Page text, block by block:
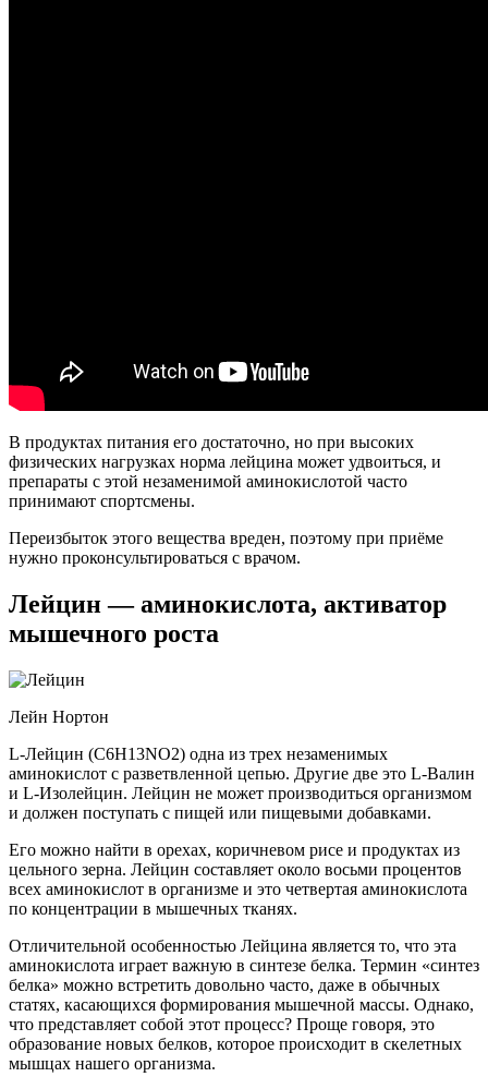
В продуктах питания его достаточно, но при высоких
физических нагрузках норма лейцина может удвоиться, и
препараты с этой незаменимой аминокислотой часто
принимают спортсмены.
Переизбыток этого вещества вреден, поэтому при приёме
нужно проконсультироваться с врачом.
Лейцин — аминокислота, активатор
мышечного роста
Лейн Нортон
L-Лейцин (C6H13NO2) одна из трех незаменимых
аминокислот с разветвленной цепью. Другие две это L-Валин
и L-Изолейцин. Лейцин не может производиться организмом
и должен поступать с пищей или пищевыми добавками.
Его можно найти в орехах, коричневом рисе и продуктах из
цельного зерна. Лейцин составляет около восьми процентов
всех аминокислот в организме и это четвертая аминокислота
по концентрации в мышечных тканях.
Отличительной особенностью Лейцина является то, что эта
аминокислота играет важную в синтезе белка. Термин «синтез
белка» можно встретить довольно часто, даже в обычных
статях, касающихся формирования мышечной массы. Однако,
что представляет собой этот процесс? Проще говоря, это
образование новых белков, которое происходит в скелетных
мышцах нашего организма.